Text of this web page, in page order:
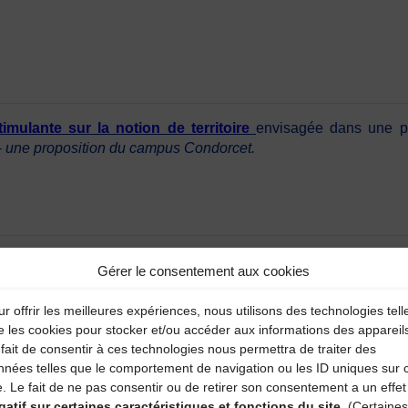
Gérer le consentement aux cookies
offrir les meilleures expériences, nous utilisons des technologies
les cookies pour stocker et/ou accéder aux informations des
de consentir à ces technologies nous permettra de traiter des
telles que le comportement de navigation ou les ID uniques sur
Le fait de ne pas consentir ou de retirer son consentement a un effet
sur la notion de territoire envisagée dans une
une proposition du campus Condorcet.
des débats des Rencontres virtuelle le
archivistes et médiathécaires composent avec les voix
sur la démarche du CMTRAICI